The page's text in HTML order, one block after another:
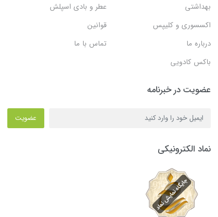
بهداشتی
عطر و بادی اسپلش
اکسسوری و کلیپس
قوانین
درباره ما
تماس با ما
باکس کادویی
عضویت در خبرنامه
عضویت
نماد الکترونیکی